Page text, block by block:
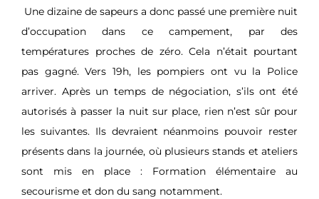
Une dizaine de sapeurs a donc passé une première nuit
d’occupation dans ce campement, par des
températures proches de zéro. Cela n’était pourtant
pas gagné. Vers 19h, les pompiers ont vu la Police
arriver. Après un temps de négociation, s’ils ont été
autorisés à passer la nuit sur place, rien n’est sûr pour
les suivantes. Ils devraient néanmoins pouvoir rester
présents dans la journée, où plusieurs stands et ateliers
sont mis en place : Formation élémentaire au
secourisme et don du sang notamment.